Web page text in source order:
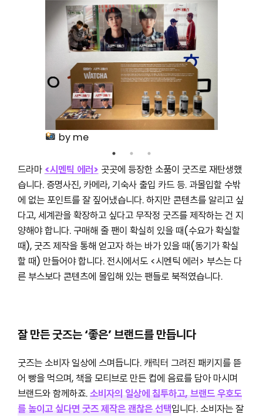
by me
드라마 <시멘틱 에러> 곳곳에 등장한 소품이 굿즈로 재탄생했
습니다. 증명사진, 카메라, 기숙사 출입 카드 등. 과몰입할 수밖
에 없는 포인트를 잘 짚어냈습니다. 하지만 콘텐츠를 알리고 싶
다고, 세계관을 확장하고 싶다고 무작정 굿즈를 제작하는 건 지
양해야 합니다. 구매해 줄 팬이 확실히 있을 때(수요가 확실할
때), 굿즈 제작을 통해 얻고자 하는 바가 있을 때(동기가 확실
할 때) 만들어야 합니다. 전시에서도 <시멘틱 에러> 부스는 다
른 부스보다 콘텐츠에 몰입해 있는 팬들로 북적였습니다.
잘 만든 굿즈는 ‘좋은’ 브랜드를 만듭니다
굿즈는 소비자 일상에 스며듭니다. 캐릭터 그려진 패키지를 뜯
어 빵을 먹으며, 책을 모티브로 만든 컵에 음료를 담아 마시며
브랜드와 함께하죠.소비자의 일상에 침투하고, 브랜드 우호도
를 높이고 싶다면 굿즈 제작은 괜찮은 선택입니다. 소비자는 잘